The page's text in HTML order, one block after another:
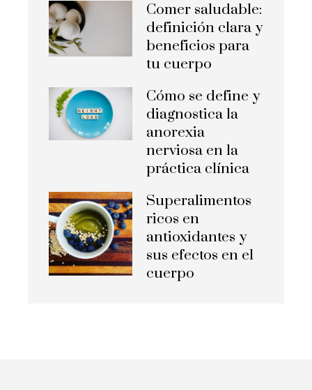
Comer saludable:
definición clara y
beneficios para
tu cuerpo
Cómo se define y
diagnostica la
anorexia
nerviosa en la
práctica clínica
Superalimentos
ricos en
antioxidantes y
sus efectos en el
cuerpo